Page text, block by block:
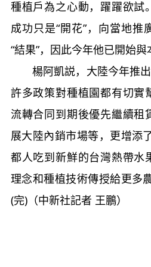
種植戶為之心動，躍躍欲試
成功只是“開花”，向當地推
“結果”，因此今年他已開始與
楊阿凱説，大陸今年推出
許多政策對種植園都有切實
流轉合同到期後優先繼續租
展大陸內銷市場等，更增添
都人吃到新鮮的台灣熱帶水
理念和種植技術傳授給更多
(完)（中新社記者 王鵬）